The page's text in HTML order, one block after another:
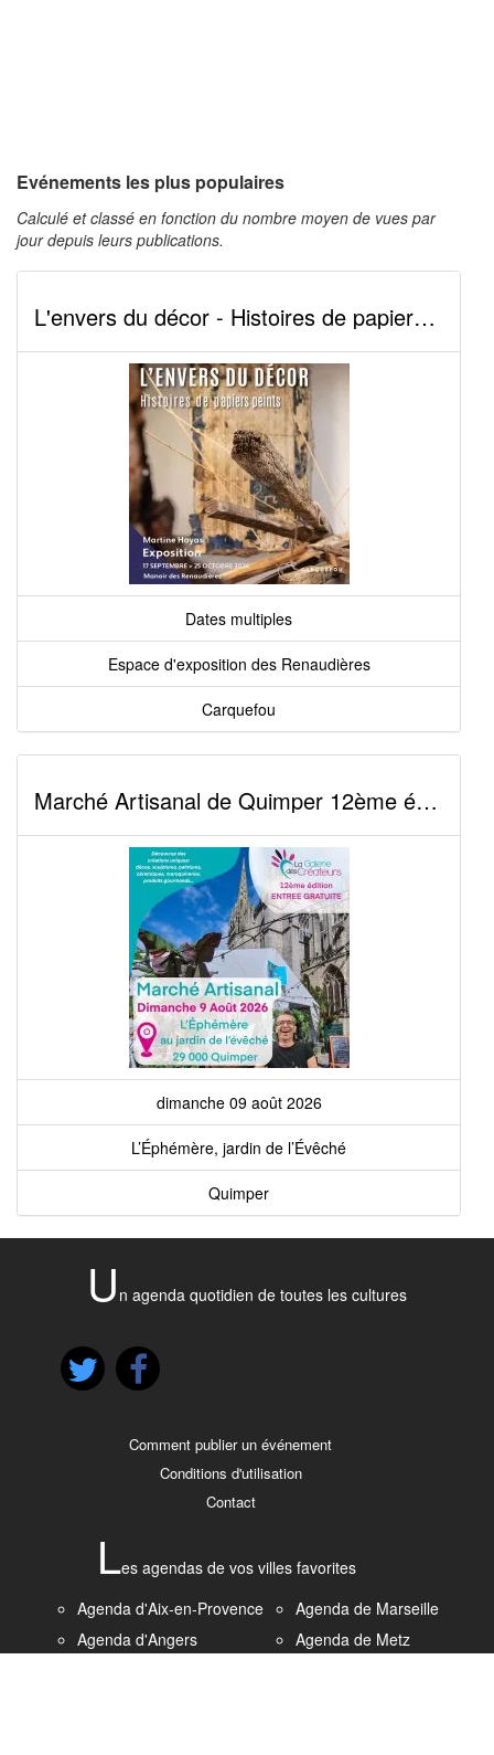
Evénements les plus populaires
Calculé et classé en fonction du nombre moyen de vues par
jour depuis leurs publications.
L'envers du décor - Histoires de papiers peints
Dates multiples
Espace d'exposition des Renaudières
Carquefou
Marché Artisanal de Quimper 12ème édition
dimanche 09 août 2026
L’Éphémère, jardin de l’Évêché
Quimper
U n agenda quotidien de toutes les cultures
Comment publier un événement
Conditions d'utilisation
Contact
Les agendas de vos villes favorites
Agenda d'Aix-en-Provence
Agenda d'Angers
Agenda de Marseille
Agenda de Metz